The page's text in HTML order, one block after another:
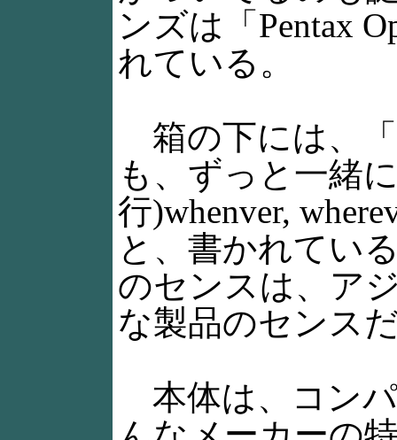
ンズは「Pentax
れている。
箱の下には、
も、ずっと一緒
行)whenver,
と、書かれてい
のセンスは、ア
な製品のセンス
本体は、コン